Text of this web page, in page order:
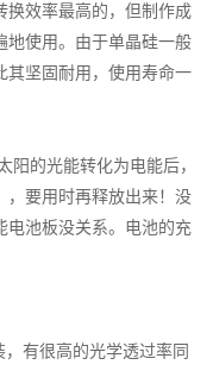
换效率最高的，但制作成
地使用。由于单晶硅一般
其坚固耐用，使用寿命一
的光能转化为电能后，
，要用时再释放出来！没
电池板没关系。电池的充
有很高的光学透过率同